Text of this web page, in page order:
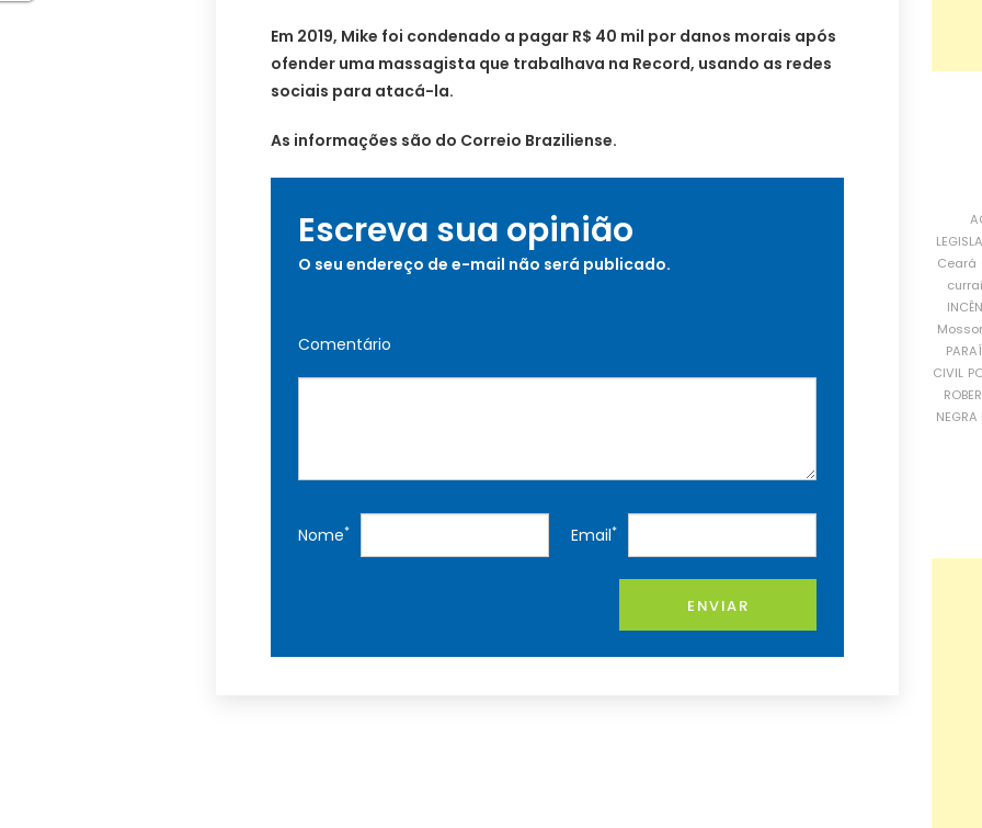
Em 2019, Mike foi condenado a pagar R$ 40 mil por danos morais após
ofender uma massagista que trabalhava na Record, usando as redes
sociais para atacá-la.
As informações são do Correio Braziliense.
Escreva sua opinião
O seu endereço de e-mail não será publicado.
Comentário
Nome* Email*
ENVIAR
Ceará
CIVIL
NEGRA